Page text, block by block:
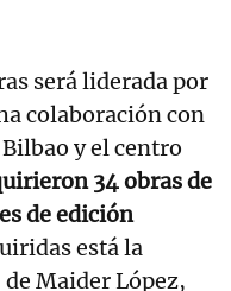
será liderada por
colaboración con
y el centro
34 obras de
de edición
está la
Maider López,